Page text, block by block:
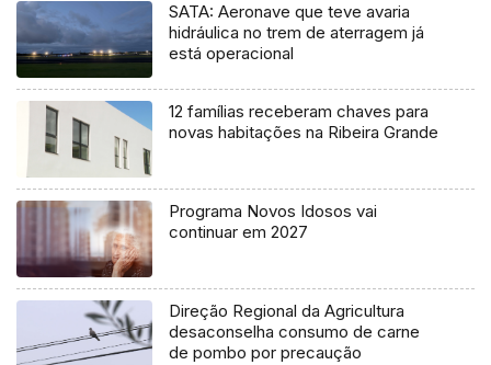
SATA: Aeronave que teve avaria
hidráulica no trem de aterragem já
está operacional
12 famílias receberam chaves para
novas habitações na Ribeira Grande
Programa Novos Idosos vai
continuar em 2027
Direção Regional da Agricultura
desaconselha consumo de carne
de pombo por precaução